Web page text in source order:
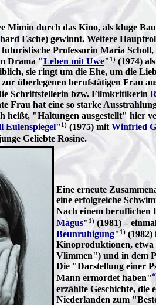
Mimin durch das Kino, als kluge
Esche) gewinnt. Weitere
futuristische Professorin Maria Scholl,
Drama "Leben mit Uwe" 1) (1974)
sie ringt um die Ehe, um die
überlegenen berufstätigen Frau
Schriftstellerin bzw. Filmkritikerin
Frau hat eine so starke
heißt, "Haltungen ausgestellt" hier
Eulenspiegel" 1) (1975) mit Winfried
Geliebte Rosine.
Eine erneute
eine erfolgreiche
Nach einem beruflichen
Magus" 1) (1981) –
Beunruhigung"1) (1982)
Kinoproduktionen,
Vlimmen") und in dem
Die "Darstellung einer
Mann ermordet haben"
erzählte Geschichte,
Niederlanden zum